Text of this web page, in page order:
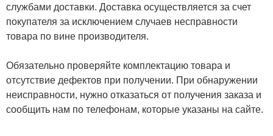
службами доставки. Доставка осуществляется за счет
покупателя за исключением случаев несправности
товара по вине производителя.
Обязательно проверяйте комплектацию товара и
отсутствие дефектов при получении. При обнаружении
неисправности, нужно отказаться от получения заказа и
сообщить нам по телефонам, которые указаны на сайте.